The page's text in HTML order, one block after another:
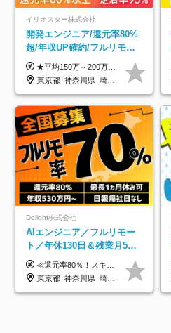
イリオスター株式会社
開発エンジニア/還元率80%
超/年収UP確約/フルリモ
OK/年休130日/平均残業7h/
約2万件の案件から選択
★平均150万～200万円年収UPを実現！ ★前職給与を100％保証！ ★案件内容の開示・明確な評価体制あり ⇒クライアント評価で即昇給を実現したケースも◎ ★年12回（毎月昇給チャンスあり） ■月給35万円～103万円 ※経験・能力・前職給与を考慮し、決定 ※上記給与には月30時間分(6万6500円以上)の固定残業代が含まれます。超過分は手当として別途支給します ※試用期間3ヶ月あり(期間中の給与・待遇面に差異はありません) ▼収入アップの実例をご紹介 ───────────── ★働き方改革をした30代男性（PG） 子どもが生まれたばかりなのに、忙しい現場で残業も月50～60時間が当たり前。 ⇒残業ほぼゼロ＆週3リモートの働き方に！しかも給与もアップ！ ★収入アップした30代男性（PM） 子供が3人いて家計も苦しく、残業代で稼ぐ日々… ⇒残業をたくさんしていた年収額より、100万円以上アップしました！
東京都_神奈川県_埼玉県_千葉県_大阪府_愛知県_北海道_青森県_岩手県_宮城県_秋田県_山形県_福島県_茨城県_栃木県_群馬県_新潟県_山梨県_長野県_富山県_石川県_福井県_静岡県_岐阜県_三重県_兵庫県_京都府_滋賀県_奈良県_和歌山県_広島県_岡山県_鳥取県_島根県_山口県_徳島県_香川県_愛媛県_高知県_福岡県_熊本県_佐賀県_長崎県_大分県_宮崎県_鹿児島県_沖縄県
Delight株式会社
AIエンジニア／フルリモー
ト／年休130日＆残業月5h
以下／1カ月連休可／案件選
択制／還元率80%
≪還元率80％！スキルや経験をしっかり収入に反映します≫ 年俸530万円以上＋業績賞与 ※スキル・経験を考慮の上、優遇いたします ※上記年俸を12分割し、月1回支給します ※上記年俸には固定残業代月20時間分(月6万9000円以上)が含まれます。残業はほとんど発生しませんが、超過した場合は追加支給します ★AIを使った自社への貢献も、貢献度に応じて給与に反映する制度があります
東京都_神奈川県_埼玉県_千葉県_大阪府_愛知県_北海道_青森県_岩手県_宮城県_秋田県_山形県_福島県_茨城県_栃木県_群馬県_新潟県_山梨県_長野県_富山県_石川県_福井県_静岡県_岐阜県_三重県_兵庫県_京都府_滋賀県_奈良県_和歌山県_広島県_岡山県_鳥取県_島根県_山口県_徳島県_香川県_愛媛県_高知県_福岡県_熊本県_佐賀県_長崎県_大分県_宮崎県_鹿児島県_沖縄県